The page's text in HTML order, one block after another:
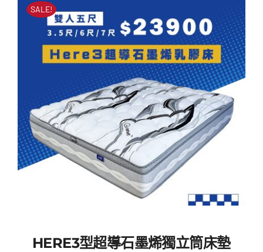
價
格：
NT$51,000。
價
格：
NT$23,900。
格：
NT$51,000。
格：
NT$23,900。
SALE!
HERE3型超導石墨烯獨立筒床墊